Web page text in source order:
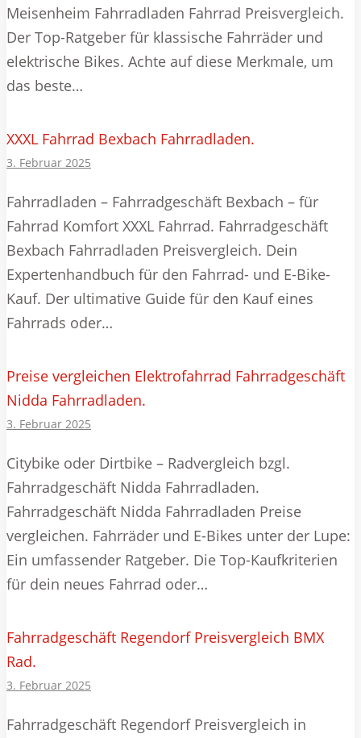
Meisenheim Fahrradladen Fahrrad Preisvergleich.
Der Top-Ratgeber für klassische Fahrräder und
elektrische Bikes. Achte auf diese Merkmale, um
das beste…
XXXL Fahrrad Bexbach Fahrradladen.
3. Februar 2025
Fahrradladen – Fahrradgeschäft Bexbach – für
Fahrrad Komfort XXXL Fahrrad. Fahrradgeschäft
Bexbach Fahrradladen Preisvergleich. Dein
Expertenhandbuch für den Fahrrad- und E-Bike-
Kauf. Der ultimative Guide für den Kauf eines
Fahrrads oder…
Preise vergleichen Elektrofahrrad Fahrradgeschäft
Nidda Fahrradladen.
3. Februar 2025
Citybike oder Dirtbike – Radvergleich bzgl.
Fahrradgeschäft Nidda Fahrradladen.
Fahrradgeschäft Nidda Fahrradladen Preise
vergleichen. Fahrräder und E-Bikes unter der Lupe:
Ein umfassender Ratgeber. Die Top-Kaufkriterien
für dein neues Fahrrad oder…
Fahrradgeschäft Regendorf Preisvergleich BMX
Rad.
3. Februar 2025
Fahrradgeschäft Regendorf Preisvergleich in